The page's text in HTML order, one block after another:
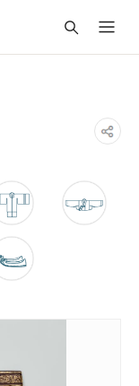
겉옷 웃옷
기타